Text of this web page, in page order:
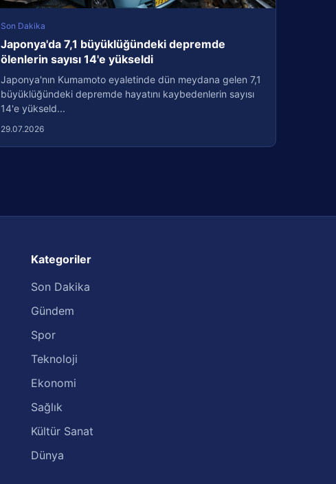
Son Dakika
Japonya'da 7,1 büyüklüğündeki depremde
ölenlerin sayısı 14'e yükseldi
Japonya'nın Kumamoto eyaletinde dün meydana gelen 7,1
büyüklüğündeki depremde hayatını kaybedenlerin sayısı
14'e yükseld...
29.07.2026
Kategoriler
Son Dakika
Gündem
Spor
Teknoloji
Ekonomi
Sağlık
Kültür Sanat
Dünya